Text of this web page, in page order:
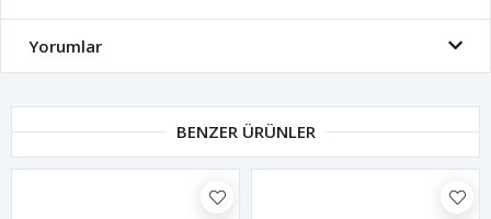
Yorumlar
BENZER ÜRÜNLER